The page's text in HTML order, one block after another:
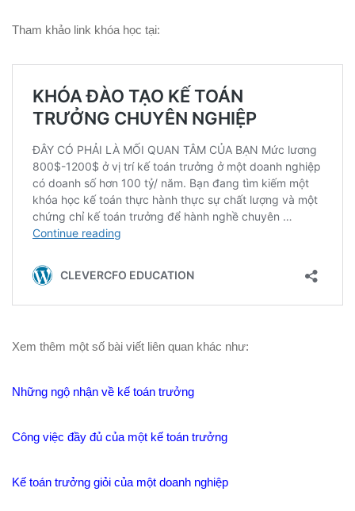
Tham khảo link khóa học tại:
Xem thêm một số bài viết liên quan khác như:
Những ngộ nhận về kế toán trưởng
Công việc đầy đủ của một kế toán trưởng
Kế toán trưởng giỏi của một doanh nghiệp